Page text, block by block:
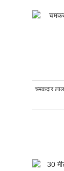
चमकदार